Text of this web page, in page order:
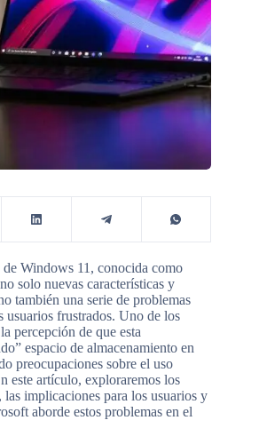
Windows 11, conocida como
solo nuevas características y
también una serie de problemas
usuarios frustrados. Uno de los
percepción de que esta
espacio de almacenamiento en
preocupaciones sobre el uso
este artículo, exploraremos los
las implicaciones para los usuarios y
aborde estos problemas en el